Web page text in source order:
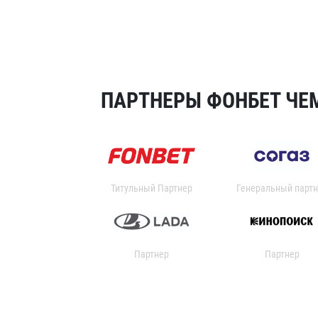
ПАРТНЕРЫ ФОНБЕТ
Титульный Партнер Генеральный
Партнер Партнер